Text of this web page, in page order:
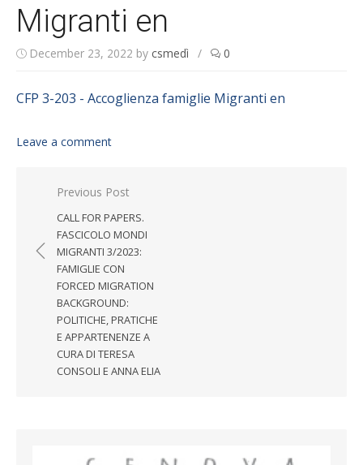
Migranti en
December 23, 2022 by csmedì / 0
CFP 3-203 - Accoglienza famiglie Migranti en
Leave a comment
Post navigation
Previous Post
CALL FOR PAPERS.
FASCICOLO MONDI
MIGRANTI 3/2023:
FAMIGLIE CON
FORCED MIGRATION
BACKGROUND:
POLITICHE, PRATICHE
E APPARTENENZE A
CURA DI TERESA
CONSOLI E ANNA ELIA